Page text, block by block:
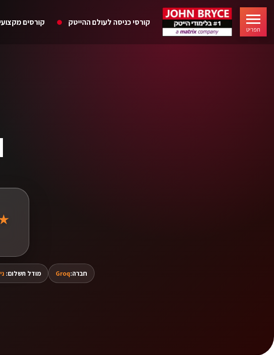
תפריט
קורסי כניסה לעולם ההייטק קורסים
חברה:Groq מודל תשלום: